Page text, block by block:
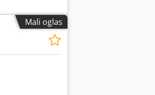
Mali oglas